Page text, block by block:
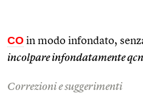
CO in modo infondato,
incolpare infondatamente
Correzioni e suggerimenti